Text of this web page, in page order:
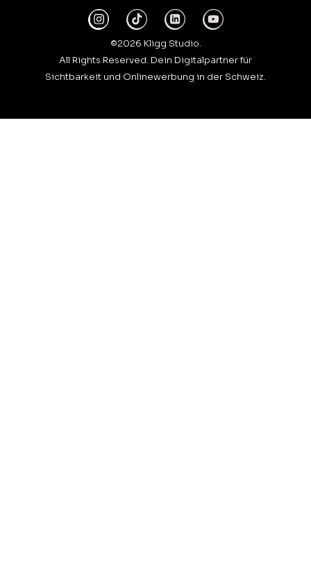
©2026 Kligg Studio.
All Rights Reserved. Dein Digitalpartner für
Sichtbarkeit und Onlinewerbung in der Schweiz.